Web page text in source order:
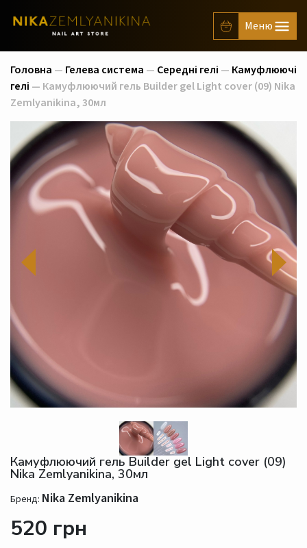
Головна — Гелева система — Середні гелі — Камуфлюючі
гелі — Камуфлюючий гель Builder gel Light cover (09) Nika
Zemlyanikina, 30мл
Камуфлюючий гель Builder gel Light cover (09)
Nika Zemlyanikina, 30мл
Бренд: Nika Zemlyanikina
520 грн